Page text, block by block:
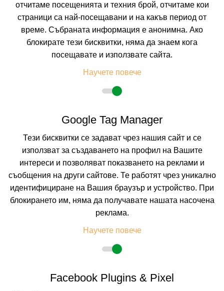
отчитаме посещенията и техния брой, отчитаме кои
страници са най-посещавани и на какъв период от
време. Събраната информация е анонимна. Ако
блокирате тези бисквитки, няма да знаем кога
посещавате и използвате сайта.
Научете повече
Google Tag Manager
Тези бисквитки се задават чрез нашия сайт и се
използват за създаването на профил на Вашите
интереси и позволяват показването на реклами и
съобщения на други сайтове. Те работят чрез уникално
идентифициране на Вашия браузър и устройство. При
блокирането им, няма да получавате нашата насочена
реклама.
Научете повече
Facebook Plugins & Pixel